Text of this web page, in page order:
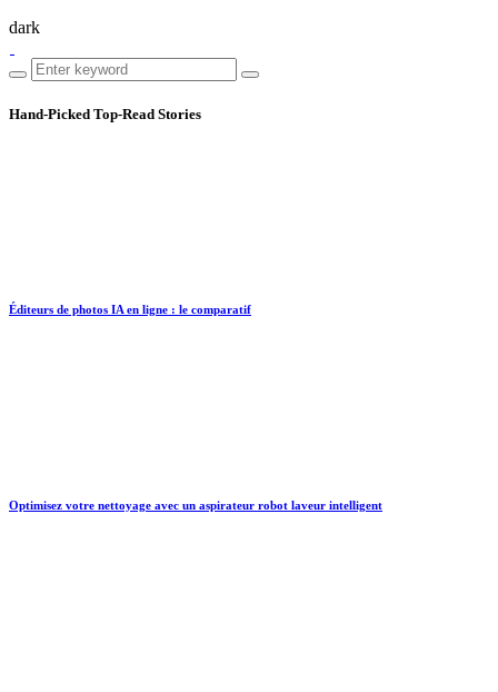
dark
Hand-Picked Top-Read Stories
Éditeurs de photos IA en ligne : le comparatif
Optimisez votre nettoyage avec un aspirateur robot laveur intelligent